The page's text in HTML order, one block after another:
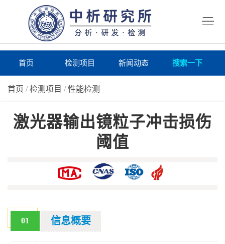
首页 检测项目 新闻动态 搜索一下
首页 /检测项目 /性能检测
激光器输出镜粒子冲击损伤
阈值
01 信息概要